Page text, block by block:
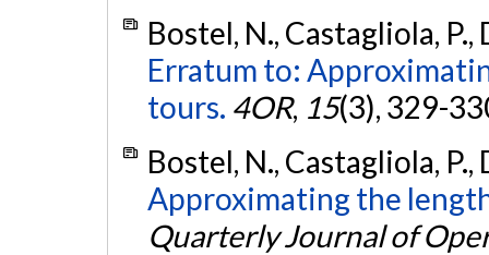
Bostel, N., Castagliola,
Erratum to:
tours. 4OR, 15(3), 329-
Bostel, N., Castagliola,
Approximating the
Quarterly Journal of